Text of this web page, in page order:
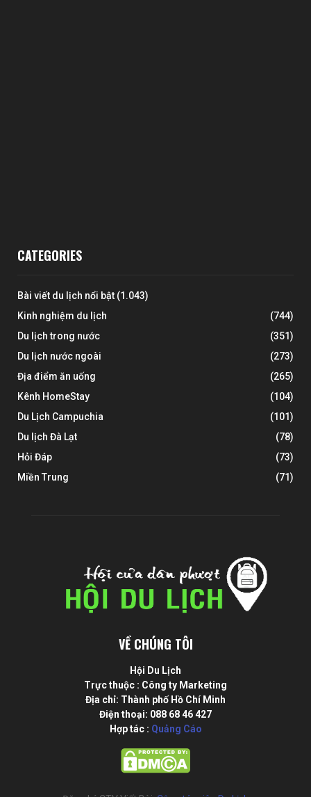
CATEGORIES
Bài viết du lịch nổi bật (1.043)
Kinh nghiệm du lịch
(744)
Du lịch trong nước
(351)
Du lịch nước ngoài
(273)
Địa điểm ăn uống
(265)
Kênh HomeStay
(104)
Du Lịch Campuchia
(101)
Du lịch Đà Lạt
(78)
Hỏi Đáp
(73)
Miền Trung
(71)
VỀ CHÚNG TÔI
Hội Du Lịch
Trực thuộc : Công ty Marketing
Địa chỉ: Thành phố Hồ Chí Minh
Điện thoại: 088 68 46 427
Hợp tác : Quảng Cáo